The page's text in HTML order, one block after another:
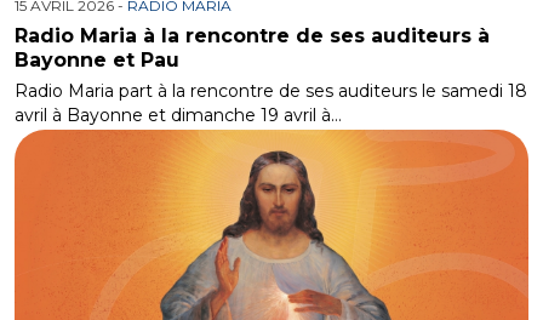
15 AVRIL 2026 - RADIO MARIA
Radio Maria à la rencontre de ses auditeurs à
Bayonne et Pau
Radio Maria part à la rencontre de ses auditeurs le samedi 18
avril à Bayonne et dimanche 19 avril à…